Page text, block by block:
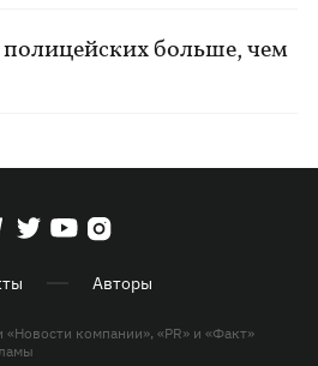
больше, чем
Авторы
компании», «PR» и «Факт»